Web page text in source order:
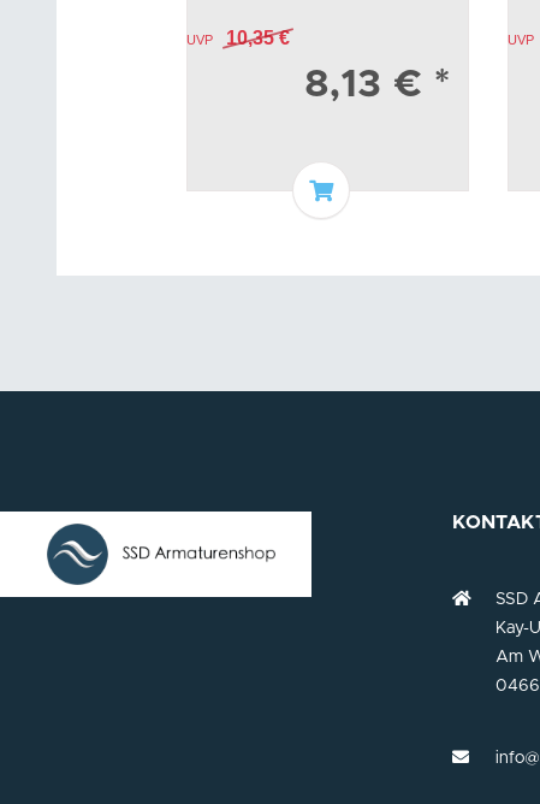
UVP 10,35 €
8,13 € *
In den Warenkorb
UVP
SSD
Kay-
Am